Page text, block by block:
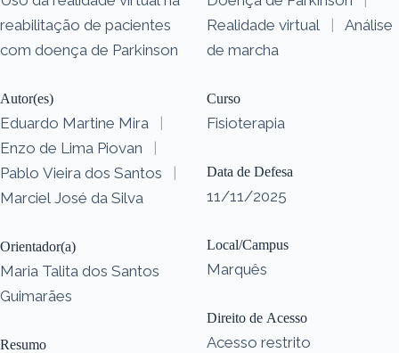
reabilitação de pacientes
com doença de Parkinson
Autor(es)
Eduardo Martine Mira
|
Enzo de Lima Piovan
|
Pablo Vieira dos Santos
|
Marciel José da Silva
Orientador(a)
Maria Talita dos Santos
Guimarães
Resumo
Realidade virtual
|
Análise
de marcha
Curso
Fisioterapia
Data de Defesa
11/11/2025
Local/Campus
Marquês
Direito de Acesso
Acesso restrito